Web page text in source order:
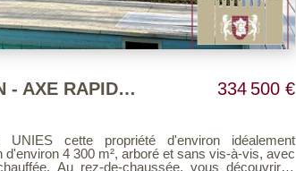
Maison 15 MIN HOUDAN - AXE RAPIDE RN12 334 500 €
d'environ idéalement
d'environ 4 300 m², arboré et sans vis-à-vis, avec
découvrirez